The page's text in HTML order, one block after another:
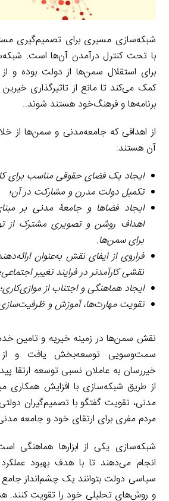
شبکه‌سازی مسیری برای تصمیم‌گیری
با تحت کنترل درآمدن آن‌ها است.
برای استقلال سمن‌ها از دولت بوده و
کمک می‌کند تا مانع از تاثیرگذاری
برنامه‌ها و فرهنگ‌خود هستند شوند..
از اهدافی که جامعه‌مدنی و سمن‌ها از
آن هستند:
ایجاد یک فضای حقوقی مناسب برای
تکمیل دولت مدرن و مشارکت در آن؛
ایجاد فضاها و جامعۀ مدنی بر
اهداف روشن و تصویری مشترک از
برای سمن‌ها.
فراروی از ایفای نقش به‌عنوان
نقشی کارآمدتر در فرایند تغییر اجتماعی؛
ایجاد هماهنگی و اجتناب از موازی‌کاری؛
تقویت مهارت‌ها، آموزش و
نقش‌ سمن‌ها در زمینه خیریه و تامین
سمت‌وسویی توسعه‌بخش یافت و از
خیررسان به عاملان نسبی توسعه ارتقا
از طریق شبکه‌سازی با افزایش همکاری
مدنی، تقویت گفتگو با تصمیم‌گیران
مردم مفری برای ارتقای خود و جامعه مدنی
شبکه‌سازی یکی از ابزارها هماهنگی
انجام می‌دهند تا با هدف بهبود
سیاسی دولت بتوانند یک چشم‌انداز جامع
و روش‌های تحلیلی خود را تقویت کنند.